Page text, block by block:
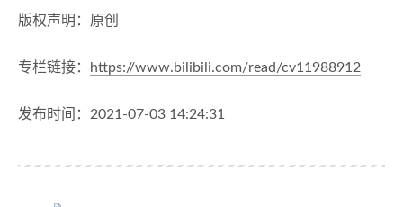
版权声明：原创
专栏链接： https://www.bilibili.com/read/cv11988912
发布时间：2021-07-03 14:24:31